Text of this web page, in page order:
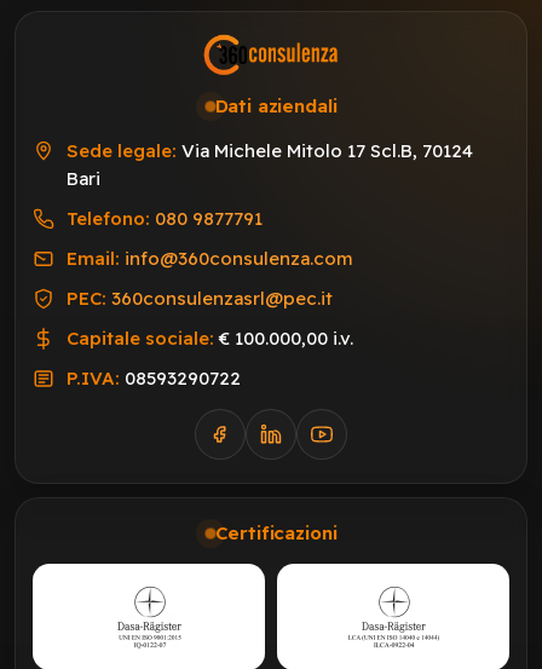
Dati aziendali
Sede legale: Via Michele Mitolo 17 Scl.B, 70124
Bari
Telefono: 080 9877791
Email: info@360consulenza.com
PEC: 360consulenzasrl@pec.it
Capitale sociale: € 100.000,00 i.v.
P.IVA: 08593290722
Certificazioni